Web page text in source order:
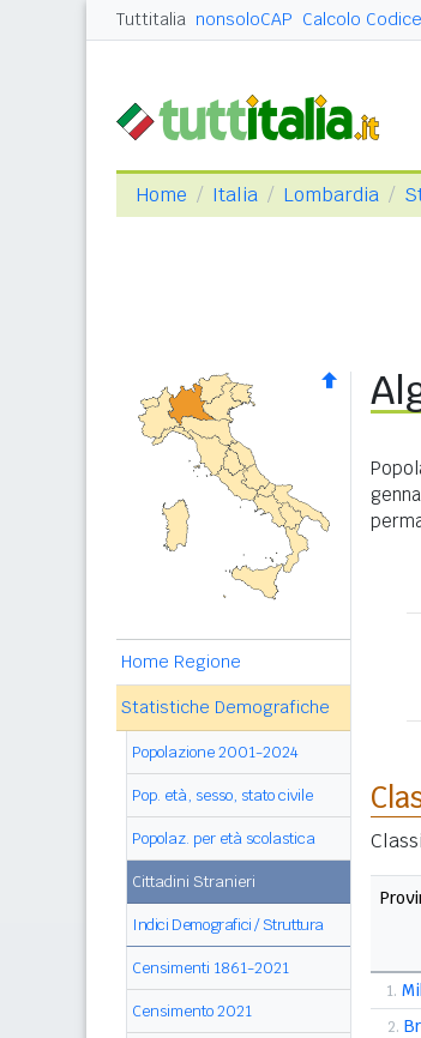
Tuttitalia nonsoloCAP Calcolo
Home Italia Lombardia
Home Regione
Statistiche Demografiche
Popolazione 2001-2024
Pop. età, sesso, stato civile
Popolaz. per età scolastica
Cittadini Stranieri
Indici Demografici / Struttura
Censimenti 1861-2021
Censimento 2021
1.
2.